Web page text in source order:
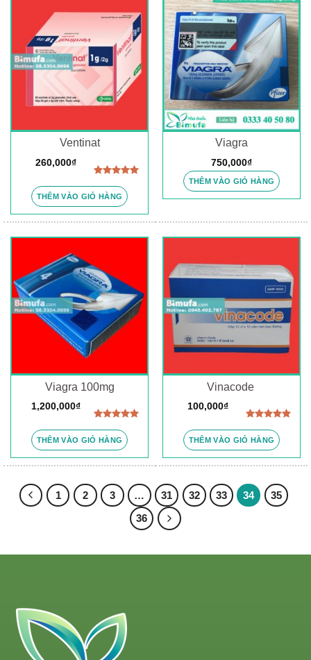
Ventinat
hạng5.00
5 sao
260,000₫
THÊM VÀO GIỎ HÀNG
Viagra
750,000₫
THÊM VÀO GIỎ HÀNG
Viagra 100mg
hạng5.00
5 sao
1,200,000₫
THÊM VÀO GIỎ HÀNG
Vinacode
hạng5.00
5 sao
100,000₫
THÊM VÀO GIỎ HÀNG
1 2 3 … 31 32 33 34
35
36